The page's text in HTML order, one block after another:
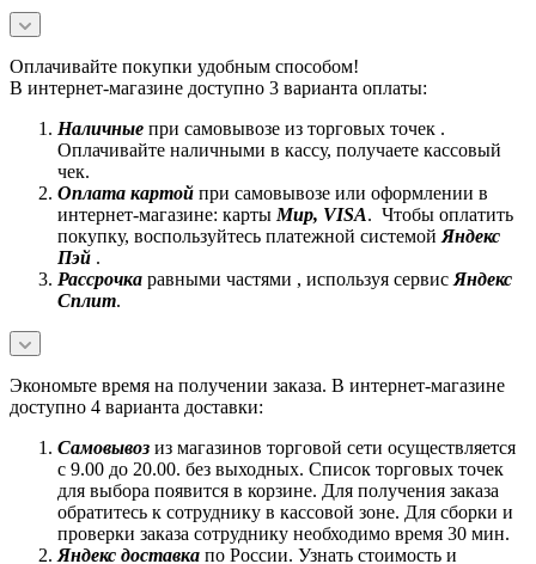
Оплачивайте покупки удобным способом!
В интернет-магазине доступно 3 варианта оплаты:
Наличные при самовывозе из торговых точек .
Оплачивайте наличными в кассу, получаете кассовый
чек.
Оплата картой при самовывозе или оформлении в
интернет-магазине: карты Mир, VISA. Чтобы оплатить
покупку, воспользуйтесь платежной системой Яндекс
Пэй .
Рассрочка равными частями , используя сервис Яндекс
Сплит.
Экономьте время на получении заказа. В интернет-магазине
доступно 4 варианта доставки:
Самовывоз из магазинов торговой сети осуществляется
с 9.00 до 20.00. без выходных. Список торговых точек
для выбора появится в корзине. Для получения заказа
обратитесь к сотруднику в кассовой зоне. Для сборки и
проверки заказа сотруднику необходимо время 30 мин.
Яндекс доставка по России. Узнать стоимость и